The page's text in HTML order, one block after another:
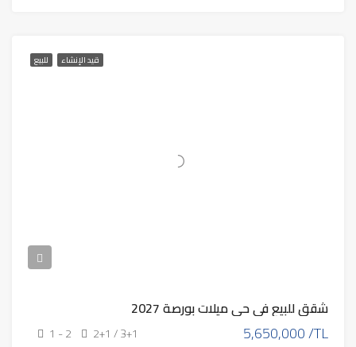
قيد الإنشاء للبيع
شقق للبيع في حي ميلات بورصة 2027
5,650,000 /TL
2+1 / 3+1
1 - 2